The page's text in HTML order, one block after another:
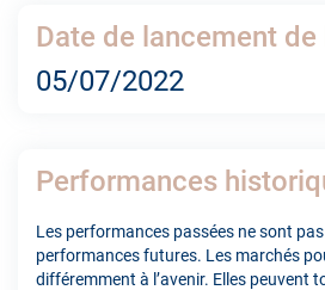
Date de lancement
05/07/2022
Performances
Les performances passées ne sont
performances futures. Les marchés
différemment à l’avenir. Elles peuvent